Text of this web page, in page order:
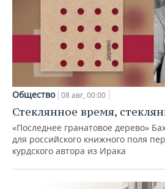
Общество 08 авг, 00:00
Стеклянное время,
«Последнее гранатовое дерево»
для российского книжного поля
курдского автора из Ирака